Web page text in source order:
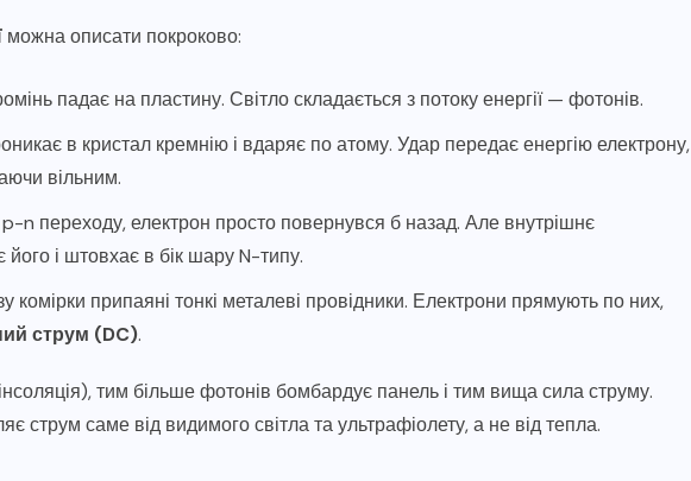
можна описати покроково:
падає на пластину. Світло складається з потоку енергії — фотонів.
в кристал кремнію і вдаряє по атому. Удар передає енергію електрону,
вільним.
n переходу, електрон просто повернувся б назад. Але внутрішнє
і штовхає в бік шару N-типу.
комірки припаяні тонкі металеві провідники. Електрони прямують по них,
струм (DC).
тим більше фотонів бомбардує панель і тим вища сила струму.
струм саме від видимого світла та ультрафіолету, а не від тепла.